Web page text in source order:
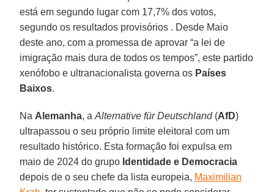
está em segundo lugar com 17,7% dos votos,
segundo os resultados provisórios . Desde Maio
deste ano, com a promessa de aprovar “a lei de
imigração mais dura de todos os tempos”, este partido
xenófobo e ultranacionalista governa os Países
Baixos.
Na Alemanha, aAlternative für Deutschland(AfD)
ultrapassou o seu próprio limite eleitoral com um
resultado histórico. Esta formação foi expulsa em
maio de 2024 do grupo Identidade e Democracia
depois de o seu chefe da lista europeia, Maximilian